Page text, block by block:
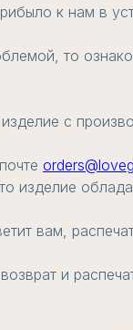
к нам в
то
с
изделие
вам,
и